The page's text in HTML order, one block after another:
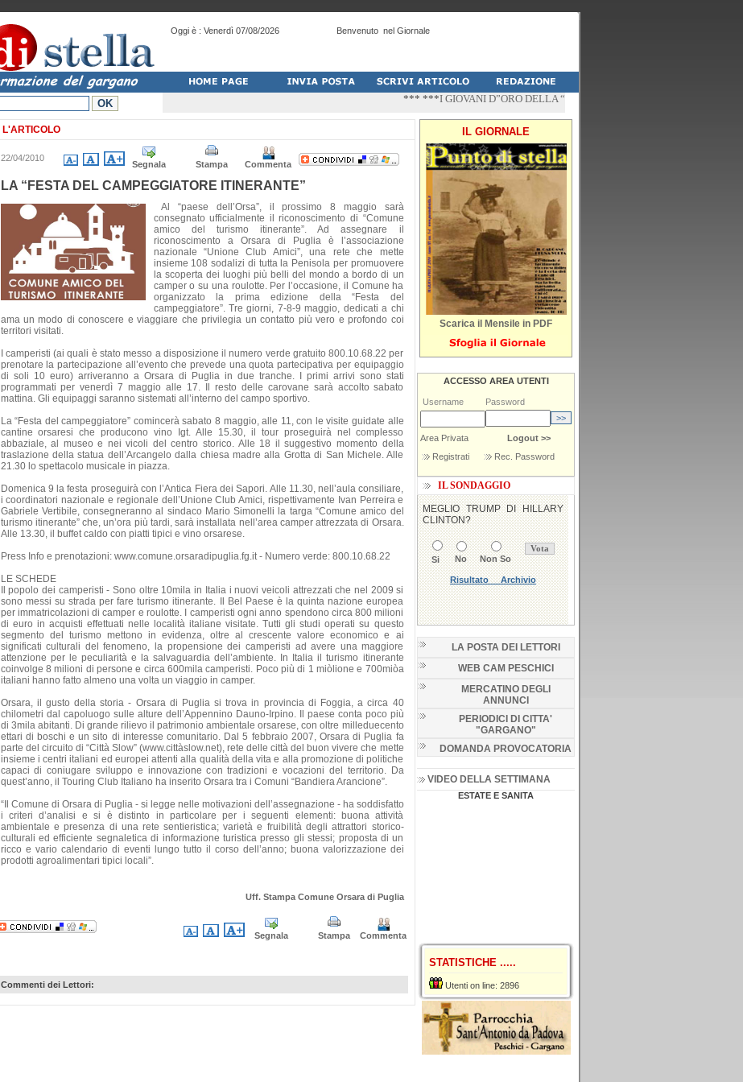
Oggi è : Venerdì 07/08/2026 Benvenuto nel Giornale
*** ***I GIOVANI D”ORO DELLA “PALESTRA-DO” DI PESCHICI
L'ARTICOLO
22/04/2010
Segnala Stampa Commenta
LA “FESTA DEL CAMPEGGIATORE ITINERANTE”
Al “paese dell’Orsa”, il prossimo 8 maggio sarà
consegnato ufficialmente il riconoscimento di “Comune
amico del turismo itinerante”. Ad assegnare il
riconoscimento a Orsara di Puglia è l’associazione
nazionale “Unione Club Amici”, una rete che mette
insieme 108 sodalizi di tutta la Penisola per promuovere
la scoperta dei luoghi più belli del mondo a bordo di un
camper o su una roulotte. Per l’occasione, il Comune ha
organizzato la prima edizione della “Festa del
campeggiatore”. Tre giorni, 7-8-9 maggio, dedicati a chi
ama un modo di conoscere e viaggiare che privilegia un contatto più vero e profondo coi
territori visitati.
I camperisti (ai quali è stato messo a disposizione il numero verde gratuito 800.10.68.22 per
prenotare la partecipazione all’evento che prevede una quota partecipativa per equipaggio
di soli 10 euro) arriveranno a Orsara di Puglia in due tranche. I primi arrivi sono stati
programmati per venerdì 7 maggio alle 17. Il resto delle carovane sarà accolto sabato
mattina. Gli equipaggi saranno sistemati all’interno del campo sportivo.
La “Festa del campeggiatore” comincerà sabato 8 maggio, alle 11, con le visite guidate alle
cantine orsaresi che producono vino Igt. Alle 15.30, il tour proseguirà nel complesso
abbaziale, al museo e nei vicoli del centro storico. Alle 18 il suggestivo momento della
traslazione della statua dell’Arcangelo dalla chiesa madre alla Grotta di San Michele. Alle
21.30 lo spettacolo musicale in piazza.
Domenica 9 la festa proseguirà con l’Antica Fiera dei Sapori. Alle 11.30, nell’aula consiliare,
i coordinatori nazionale e regionale dell’Unione Club Amici, rispettivamente Ivan Perreira e
Gabriele Vertibile, consegneranno al sindaco Mario Simonelli la targa “Comune amico del
turismo itinerante” che, un’ora più tardi, sarà installata nell’area camper attrezzata di Orsara.
Alle 13.30, il buffet caldo con piatti tipici e vino orsarese.
Press Info e prenotazioni: www.comune.orsaradipuglia.fg.it - Numero verde: 800.10.68.22
LE SCHEDE
Il popolo dei camperisti - Sono oltre 10mila in Italia i nuovi veicoli attrezzati che nel 2009 si
sono messi su strada per fare turismo itinerante. Il Bel Paese è la quinta nazione europea
per immatricolazioni di camper e roulotte. I camperisti ogni anno spendono circa 800 milioni
di euro in acquisti effettuati nelle località italiane visitate. Tutti gli studi operati su questo
segmento del turismo mettono in evidenza, oltre al crescente valore economico e ai
significati culturali del fenomeno, la propensione dei camperisti ad avere una maggiore
attenzione per le peculiarità e la salvaguardia dell’ambiente. In Italia il turismo itinerante
coinvolge 8 milioni di persone e circa 600mila camperisti. Poco più di 1 miòlione e 700miòa
italiani hanno fatto almeno una volta un viaggio in camper.
Orsara, il gusto della storia - Orsara di Puglia si trova in provincia di Foggia, a circa 40
chilometri dal capoluogo sulle alture dell’Appennino Dauno-Irpino. Il paese conta poco più
di 3mila abitanti. Di grande rilievo il patrimonio ambientale orsarese, con oltre milleduecento
ettari di boschi e un sito di interesse comunitario. Dal 5 febbraio 2007, Orsara di Puglia fa
parte del circuito di “Città Slow” (www.cittàslow.net), rete delle città del buon vivere che mette
insieme i centri italiani ed europei attenti alla qualità della vita e alla promozione di politiche
capaci di coniugare sviluppo e innovazione con tradizioni e vocazioni del territorio. Da
quest’anno, il Touring Club Italiano ha inserito Orsara tra i Comuni “Bandiera Arancione”.
“Il Comune di Orsara di Puglia - si legge nelle motivazioni dell’assegnazione - ha soddisfatto
i criteri d’analisi e si è distinto in particolare per i seguenti elementi: buona attività
ambientale e presenza di una rete sentieristica; varietà e fruibilità degli attrattori storico-
culturali ed efficiente segnaletica di informazione turistica presso gli stessi; proposta di un
ricco e vario calendario di eventi lungo tutto il corso dell’anno; buona valorizzazione dei
prodotti agroalimentari tipici locali”.
Uff. Stampa Comune Orsara di Puglia
Segnala Stampa Commenta
Commenti dei Lettori:
IL GIORNALE
Scarica il Mensile in PDF
ACCESSO AREA UTENTI
Username Password
Area Privata
Logout >>
Registrati
Rec. Password
IL SONDAGGIO
LA POSTA DEI LETTORI
WEB CAM PESCHICI
MERCATINO DEGLI
ANNUNCI
PERIODICI DI CITTA'
"GARGANO"
DOMANDA PROVOCATORIA
VIDEO DELLA SETTIMANA
ESTATE E SANITA
STATISTICHE .....
Utenti on line: 2896